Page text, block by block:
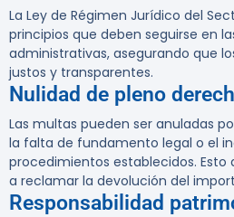
La Ley de Régimen Jurídico del
principios que deben seguirse en
administrativas, asegurando que
justos y transparentes.
Nulidad de pleno
Las multas pueden ser anuladas
la falta de fundamento legal o el
procedimientos establecidos.
a reclamar la devolución del
Responsabilidad